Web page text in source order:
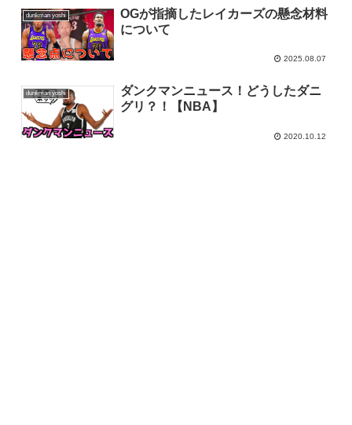
dunkman yoshi
OGが指摘したレイカーズの懸念材料
について
2025.08.07
dunkman yoshi
ダンクマンニュース！どうしたダニ
グリ？！【NBA】
2020.10.12